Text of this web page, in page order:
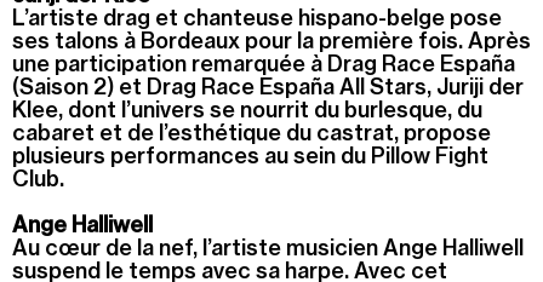
L’artiste drag et chanteuse hispano-belge pose
ses talons à Bordeaux pour la première fois. Après
une participation remarquée à Drag Race España
(Saison 2) et Drag Race España All Stars, Juriji der
Klee, dont l’univers se nourrit du burlesque, du
cabaret et de l’esthétique du castrat, propose
plusieurs performances au sein du Pillow Fight
Club.
Ange Halliwell
Au cœur de la nef, l’artiste musicien Ange Halliwell
suspend le temps avec sa harpe. Avec cet